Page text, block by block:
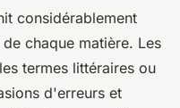
considérablement
chaque matière. Les
termes littéraires ou
d'erreurs et